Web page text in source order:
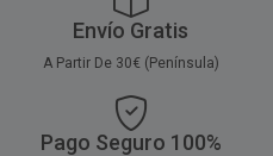
Envío Gratis
A Partir De 30€ (Península)
Pago Seguro 100%